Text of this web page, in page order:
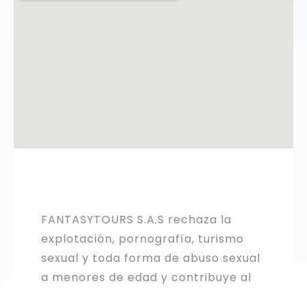
FANTASYTOURS S.A.S rechaza la
explotación, pornografía, turismo
sexual y toda forma de abuso sexual
a menores de edad y contribuye al